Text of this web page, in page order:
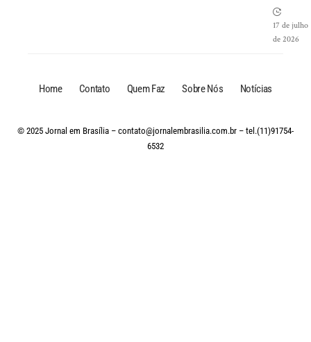
17 de julho
de 2026
Home Contato Quem Faz Sobre Nós Notícias
© 2025 Jornal em Brasília – contato@jornalembrasilia.com.br – tel.(11)91754-
6532